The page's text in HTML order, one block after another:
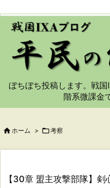
ぼちぼち投稿します。戦
階系微課金
 ホーム > 考察
【30章 盟主攻撃部隊】